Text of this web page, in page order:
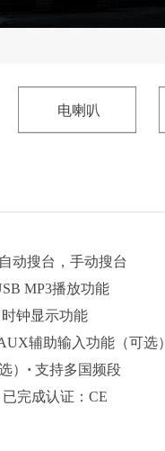
电喇叭
自动搜台，手动搜台
MP3播放功能
时钟显示功能
辅助输入功能（可选）
） · 支持多国频段
已完成认证：CE